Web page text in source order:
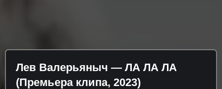
Лев Валерьяныч — ЛА ЛА ЛА
(Премьера клипа, 2023)